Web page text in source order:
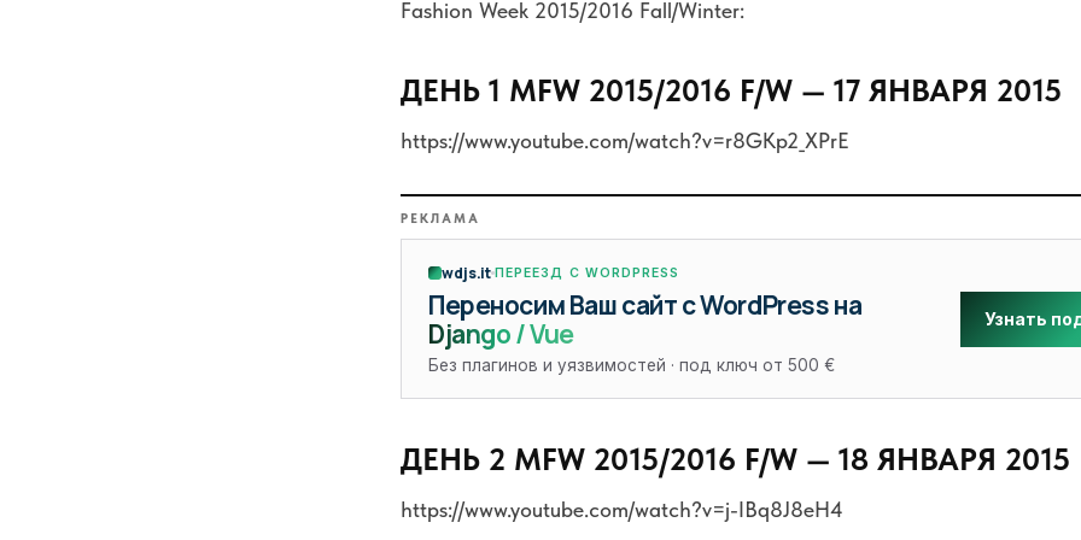
Fashion Week 2015/2016 Fall/Winter:
ДЕНЬ 1 MFW 2015/2016 F/W — 17 ЯНВАРЯ 2015
https://www.youtube.com/watch?v=r8GKp2_XPrE
РЕКЛАМА
wdjs.it ПЕРЕЕЗД С WORDPRESS
Переносим Ваш сайт с WordPress на
Django / Vue
Без плагинов и уязвимостей · под ключ от 500 €
Узнать
ДЕНЬ 2 MFW 2015/2016 F/W — 18 ЯНВАРЯ 2015
https://www.youtube.com/watch?v=j-IBq8J8eH4